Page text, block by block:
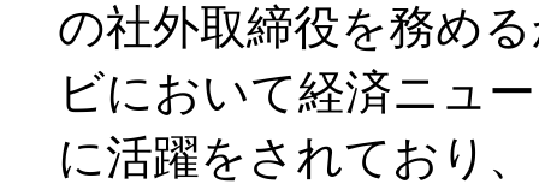
の社外取締役を務め
ビにおいて経済ニュ
に活躍をされており